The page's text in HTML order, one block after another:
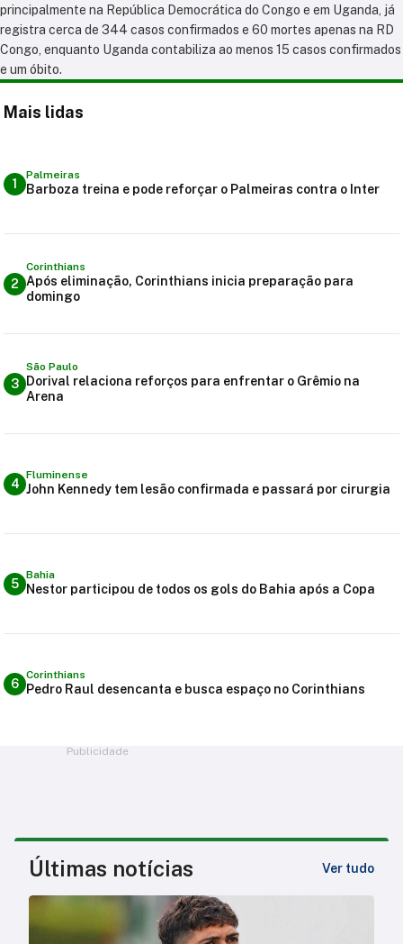
principalmente na República Democrática do Congo e em Uganda, já
registra cerca de 344 casos confirmados e 60 mortes apenas na RD
Congo, enquanto Uganda contabiliza ao menos 15 casos confirmados
e um óbito.
Mais lidas
1
Palmeiras
Barboza treina e pode reforçar o Palmeiras contra o Inter
2
Corinthians
Após eliminação, Corinthians inicia preparação para
domingo
3
São Paulo
Dorival relaciona reforços para enfrentar o Grêmio na
Arena
4
Fluminense
John Kennedy tem lesão confirmada e passará por cirurgia
5
Bahia
Nestor participou de todos os gols do Bahia após a Copa
6
Corinthians
Pedro Raul desencanta e busca espaço no Corinthians
Publicidade
Últimas notícias Ver tudo